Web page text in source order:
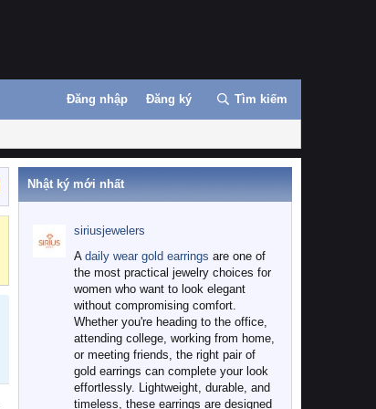
Đăng nhập Đăng ký Tìm kiếm
Nhật ký mới nhất
siriusjewelers
A daily wear gold earrings are one of
the most practical jewelry choices for
women who want to look elegant
without compromising comfort.
Whether you're heading to the office,
attending college, working from home,
or meeting friends, the right pair of
gold earrings can complete your look
effortlessly. Lightweight, durable, and
timeless, these earrings are designed